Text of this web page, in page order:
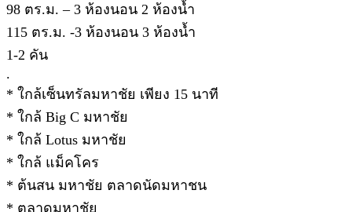
98 ตร.ม. – 3 ห้องนอน 2 ห้องน้ำ
115 ตร.ม. -3 ห้องนอน 3 ห้องน้ำ
1-2 คัน
.
* ใกล้เซ็นทรัลมหาชัย เพียง 15 นาที
* ใกล้ Big C มหาชัย
* ใกล้ Lotus มหาชัย
* ใกล้ แม็คโคร
* ต้นสน มหาชัย ตลาดนัดมหาชน
* ตลาดมหาชัย